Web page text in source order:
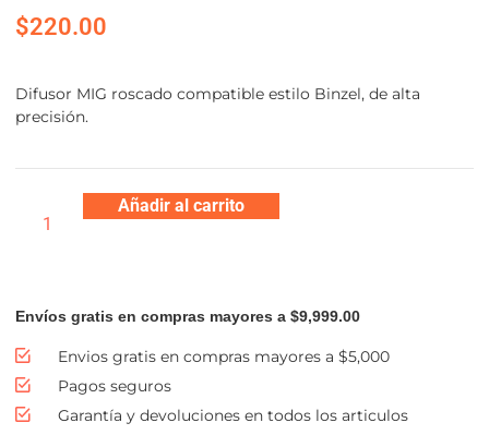
$220.00
Difusor MIG roscado compatible estilo Binzel, de alta
precisión.
Añadir al carrito
Envíos gratis en compras mayores a $9,999.00
Envios gratis en compras mayores a $5,000
Pagos seguros
Garantía y devoluciones en todos los articulos